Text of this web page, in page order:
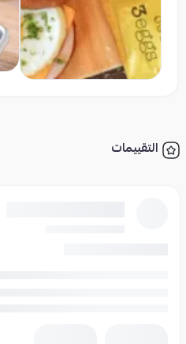
التقييمات